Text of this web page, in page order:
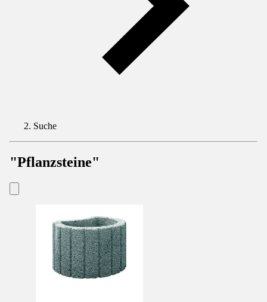
Suche
"Pflanzsteine"